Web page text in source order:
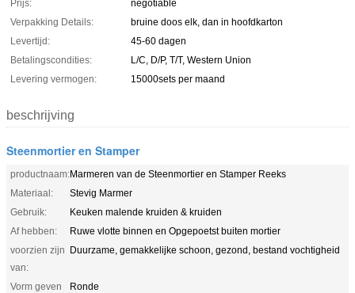
Prijs:
negotiable
Verpakking Details:
bruine doos elk, dan in hoofdkarton
Levertijd:
45-60 dagen
Betalingscondities:
L/C, D/P, T/T, Western Union
Levering vermogen:
15000sets per maand
beschrijving
Steenmortier en Stamper
productnaam:Marmeren van de Steenmortier en Stamper Reeks
Materiaal:
Stevig Marmer
Gebruik:
Keuken malende kruiden & kruiden
Af hebben:
Ruwe vlotte binnen en Opgepoetst buiten mortier
voorzien zijn
van:
Duurzame, gemakkelijke schoon, gezond, bestand vochtigheid
Vorm geven
Ronde